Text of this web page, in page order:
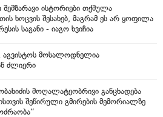
შემზარავი ისტორიები თქმულა
ხოცვის შესახებ, მაგრამ ეს არ ყოფილა
საგანი - იაგო ხვიჩია
მოსალოდნელია
ძლიერი
მოღალატეობრივი განცხადება
შეწირული გმირების მემორიალზე